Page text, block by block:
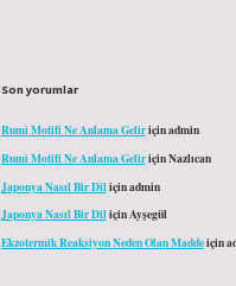
Son yorumlar
Rumi Motifi Ne Anlama Geliriçinadmin
Rumi Motifi Ne Anlama GeliriçinNazlıcan
Japonya Nasıl Bir Dil içinadmin
Japonya Nasıl Bir DiliçinAyşegül
Ekzotermik Reaksiyon Neden Olan Maddeiçin